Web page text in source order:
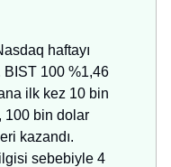
haftayı
BIST 100 %1,46
ilk kez 10 bin
100 bin dolar
kazandı.
sebebiyle 4